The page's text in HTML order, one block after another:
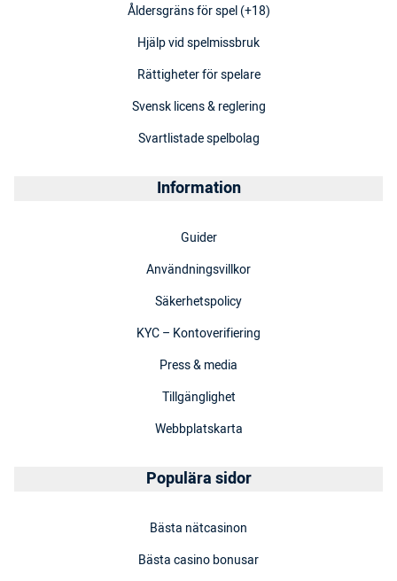
Åldersgräns för spel (+18)
Hjälp vid spelmissbruk
Rättigheter för spelare
Svensk licens & reglering
Svartlistade spelbolag
Information
Guider
Användningsvillkor
Säkerhetspolicy
KYC – Kontoverifiering
Press & media
Tillgänglighet
Webbplatskarta
Populära sidor
Bästa nätcasinon
Bästa casino bonusar